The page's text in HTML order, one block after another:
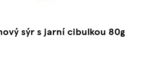
sýr s jarní cibulkou 80g